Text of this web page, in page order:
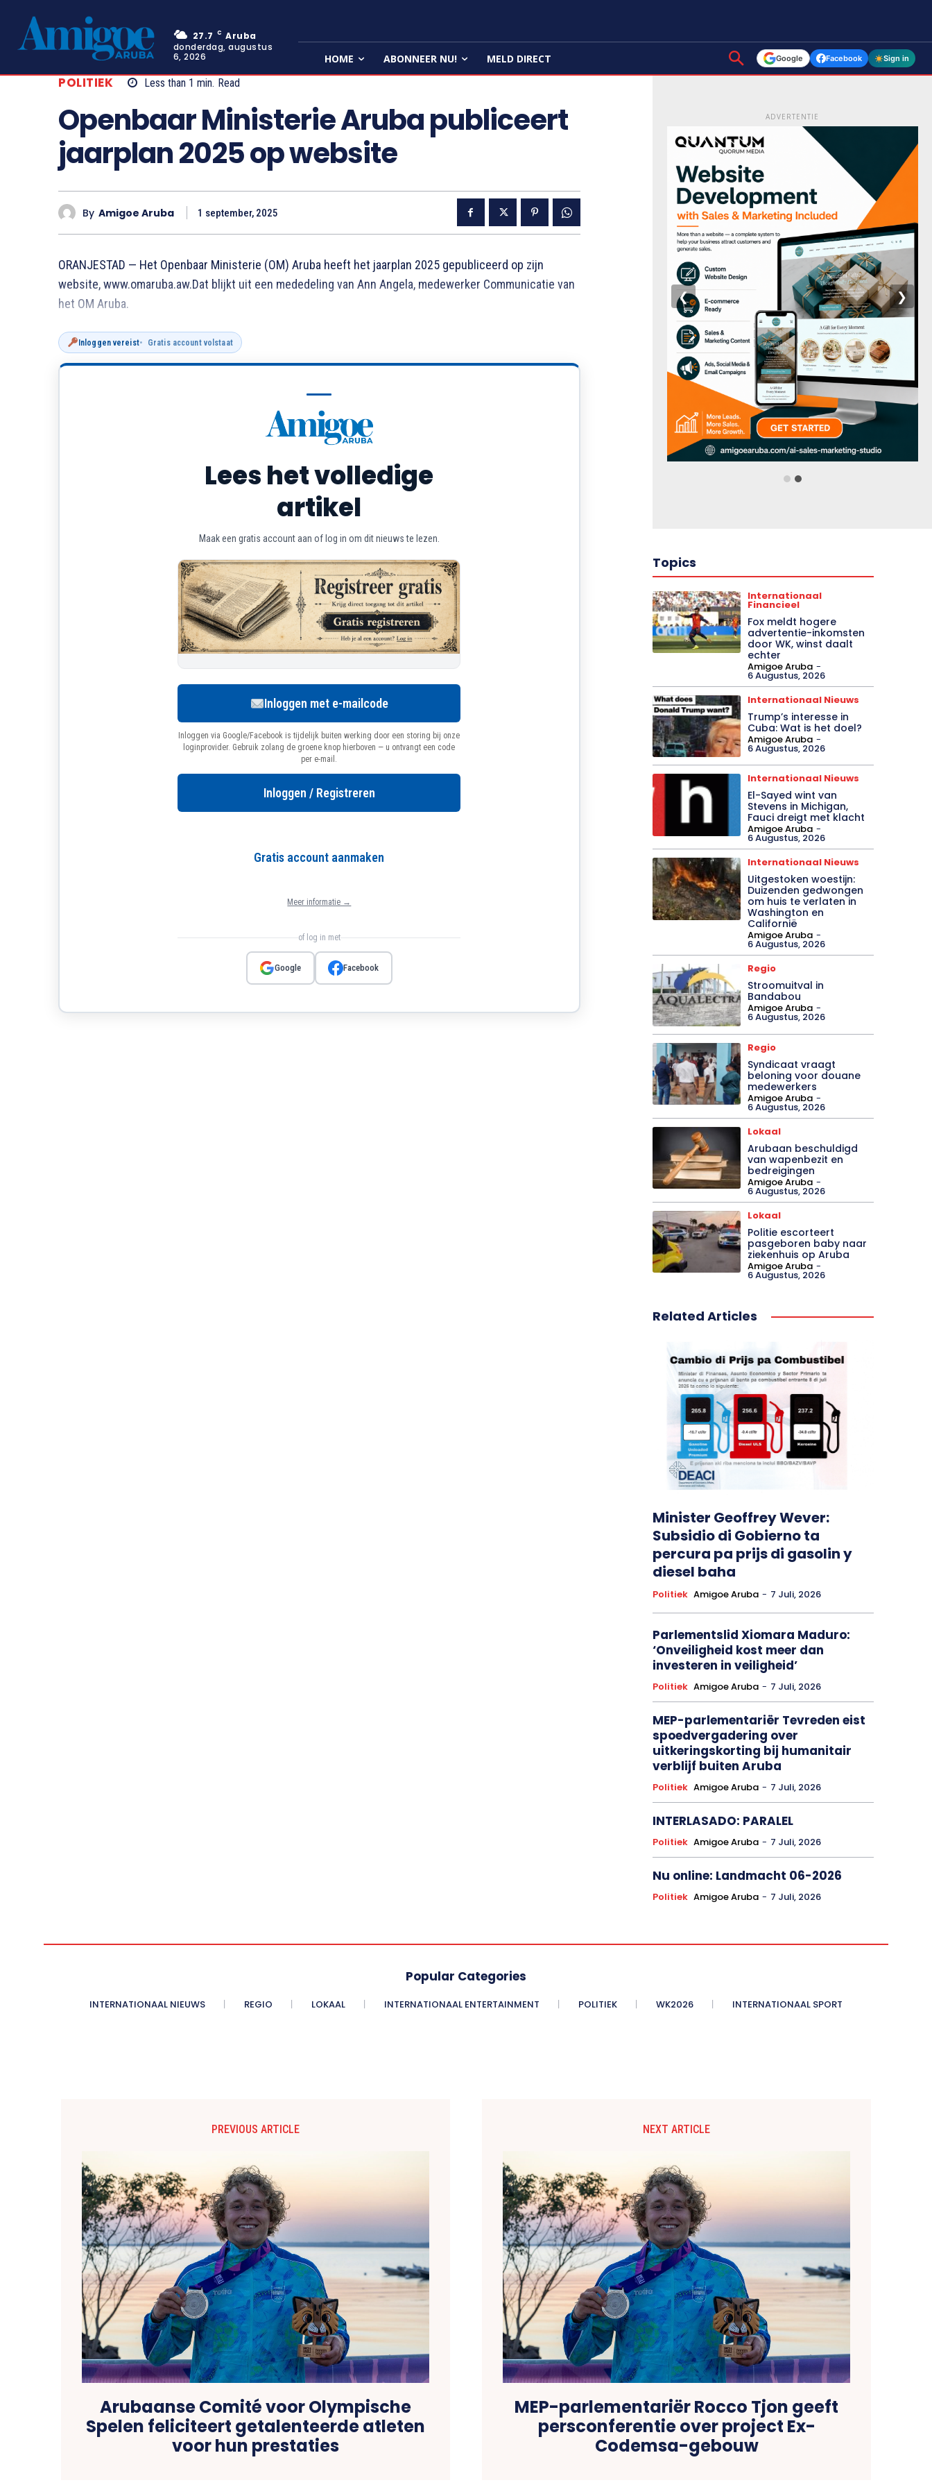
27.7 C Aruba
donderdag, augustus
6, 2026
HOME ABONNEER NU! MELD DIRECT Google Facebook Sign in
POLITIEK Less than 1 min. Read
Openbaar Ministerie Aruba publiceert
jaarplan 2025 op website
By Amigoe Aruba 1 september, 2025
ORANJESTAD — Het Openbaar Ministerie (OM) Aruba heeft het jaarplan 2025 gepubliceerd op zijn
website, www.omaruba.aw.Dat blijkt uit een mededeling van Ann Angela, medewerker Communicatie van
het OM Aruba.
Inloggen vereist Gratis account volstaat
Lees het volledige
artikel
Maak een gratis account aan of log in om dit nieuws te lezen.
Inloggen met e-mailcode
Inloggen via Google/Facebook is tijdelijk buiten werking door een storing bij onze
loginprovider. Gebruik zolang de groene knop hierboven — u ontvangt een code
per e-mail.
Inloggen / Registreren
Gratis account aanmaken
Meer informatie →
of log in met
Google Facebook
ADVERTENTIE
❮ ❯
Topics
Internationaal
Financieel
Fox meldt hogere
advertentie-inkomsten
door WK, winst daalt
echter
Amigoe Aruba -
6 Augustus, 2026
Internationaal Nieuws
Trump’s interesse in
Cuba: Wat is het doel?
Amigoe Aruba -
6 Augustus, 2026
Internationaal Nieuws
El-Sayed wint van
Stevens in Michigan,
Fauci dreigt met klacht
Amigoe Aruba -
6 Augustus, 2026
Internationaal Nieuws
Uitgestoken woestijn:
Duizenden gedwongen
om huis te verlaten in
Washington en
Californië
Amigoe Aruba -
6 Augustus, 2026
Regio
Stroomuitval in
Bandabou
Amigoe Aruba -
6 Augustus, 2026
Regio
Syndicaat vraagt
beloning voor douane
medewerkers
Amigoe Aruba -
6 Augustus, 2026
Lokaal
Arubaan beschuldigd
van wapenbezit en
bedreigingen
Amigoe Aruba -
6 Augustus, 2026
Lokaal
Politie escorteert
pasgeboren baby naar
ziekenhuis op Aruba
Amigoe Aruba -
6 Augustus, 2026
Related Articles
Minister Geoffrey Wever:
Subsidio di Gobierno ta
percura pa prijs di gasolin y
diesel baha
Politiek Amigoe Aruba - 7 Juli, 2026
Parlementslid Xiomara Maduro:
‘Onveiligheid kost meer dan
investeren in veiligheid’
Politiek Amigoe Aruba - 7 Juli, 2026
MEP-parlementariër Tevreden eist
spoedvergadering over
uitkeringskorting bij humanitair
verblijf buiten Aruba
Politiek Amigoe Aruba - 7 Juli, 2026
INTERLASADO: PARALEL
Politiek Amigoe Aruba - 7 Juli, 2026
Nu online: Landmacht 06-2026
Politiek Amigoe Aruba - 7 Juli, 2026
Popular Categories
INTERNATIONAAL NIEUWS REGIO LOKAAL INTERNATIONAAL ENTERTAINMENT POLITIEK WK2026 INTERNATIONAAL SPORT
PREVIOUS ARTICLE
Arubaanse Comité voor Olympische
Spelen feliciteert getalenteerde atleten
voor hun prestaties
NEXT ARTICLE
MEP-parlementariër Rocco Tjon geeft
persconferentie over project Ex-
Codemsa-gebouw